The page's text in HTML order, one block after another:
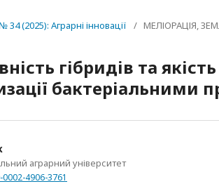
№ 34 (2025): Аграрні інновації / МЕЛІОРАЦІЯ,
гібридів та
бактеріальними
аграрний університет
4906-3761